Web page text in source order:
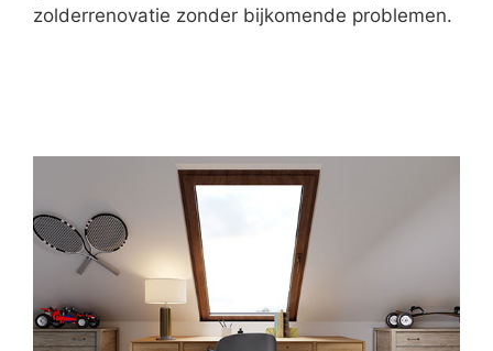
zolderrenovatie zonder bijkomende problemen.